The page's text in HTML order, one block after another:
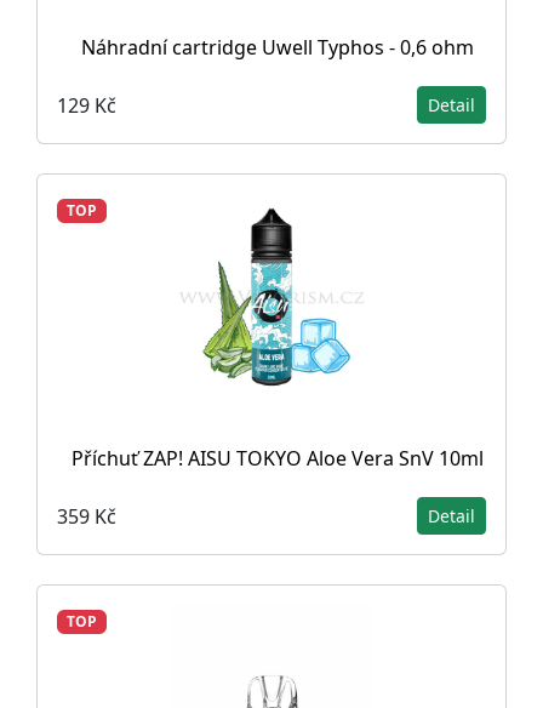
Náhradní cartridge Uwell Typhos - 0,6 ohm
129 Kč Detail
TOP
Příchuť ZAP! AISU TOKYO Aloe Vera SnV 10ml
359 Kč Detail
TOP